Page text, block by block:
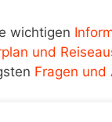
wichtigen
und
Fragen und